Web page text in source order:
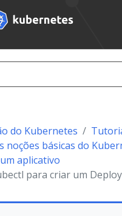
do Kubernetes
noções básicas do
aplicativo
para criar um